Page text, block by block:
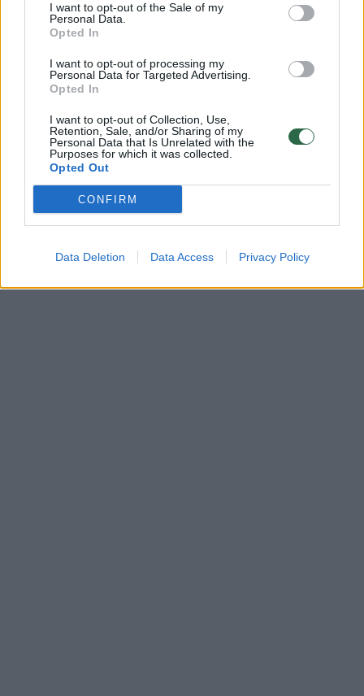
I want to opt-out of the Sale of my
Personal Data.
Opted In
I want to opt-out of processing my
Personal Data for Targeted Advertising.
Opted In
I want to opt-out of Collection, Use,
Retention, Sale, and/or Sharing of my
Personal Data that Is Unrelated with the
Purposes for which it was collected.
Opted Out
CONFIRM
Data Deletion Data Access Privacy Policy
kapas.
Todėl dar kartą norime priminti, kad Palangos
savivaldybės tarybos sprendime (T2–148)
22.3 IR 22.4 punktuose yra aiškiai parašyta,
kad vaikams iki 14metu draudžiama būti
vieniems prie jūros ir vieniems maudytis.
Būkite saugūs prie vandens. P.s. dėkojame
pareigūnams už greitą reagavimą“, – rašė